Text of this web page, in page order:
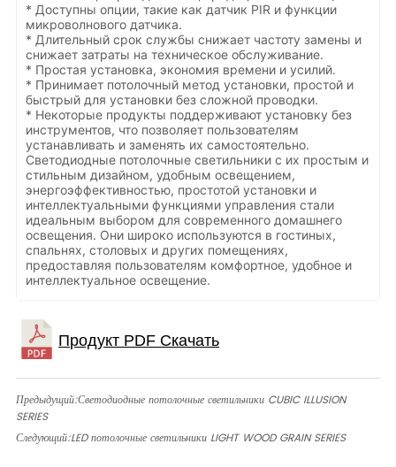
* Доступны опции, такие как датчик PIR и функции
микроволнового датчика.
* Длительный срок службы снижает частоту замены и
снижает затраты на техническое обслуживание.
* Простая установка, экономия времени и усилий.
* Принимает потолочный метод установки, простой и
быстрый для установки без сложной проводки.
* Некоторые продукты поддерживают установку без
инструментов, что позволяет пользователям
устанавливать и заменять их самостоятельно.
Светодиодные потолочные светильники с их простым и
стильным дизайном, удобным освещением,
энергоэффективностью, простотой установки и
интеллектуальными функциями управления стали
идеальным выбором для современного домашнего
освещения. Они широко используются в гостиных,
спальнях, столовых и других помещениях,
предоставляя пользователям комфортное, удобное и
интеллектуальное освещение.
Предыдущий:Светодиодные потолочные светильники CUBIC ILLUSION
SERIES
Следующий:LED потолочные светильники LIGHT WOOD GRAIN SERIES